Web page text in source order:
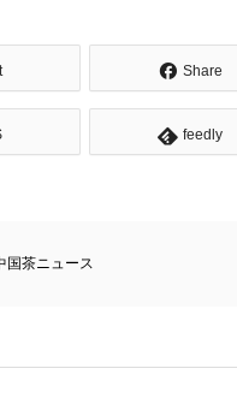
Share
feedly
国茶ニュース